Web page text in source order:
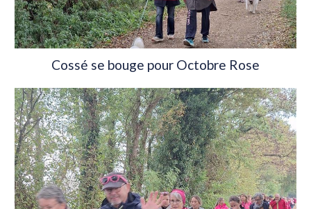
Cossé se bouge pour Octobre Rose